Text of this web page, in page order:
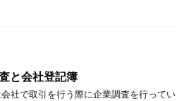
と会社登記簿
社で取引を行う際に企業調査を行ってい